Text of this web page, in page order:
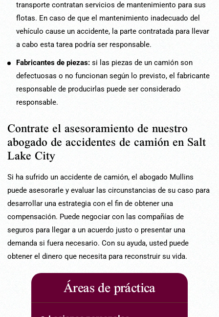
transporte contratan servicios de mantenimiento para sus
flotas. En caso de que el mantenimiento inadecuado del
vehículo cause un accidente, la parte contratada para llevar
a cabo esta tarea podría ser responsable.
Fabricantes de piezas: si las piezas de un camión son
defectuosas o no funcionan según lo previsto, el fabricante
responsable de producirlas puede ser considerado
responsable.
Contrate el asesoramiento de nuestro
abogado de accidentes de camión en Salt
Lake City
Si ha sufrido un accidente de camión, el abogado Mullins
puede asesorarle y evaluar las circunstancias de su caso para
desarrollar una estrategia con el fin de obtener una
compensación. Puede negociar con las compañías de
seguros para llegar a un acuerdo justo o presentar una
demanda si fuera necesario. Con su ayuda, usted puede
obtener el dinero que necesita para reconstruir su vida.
Áreas de práctica